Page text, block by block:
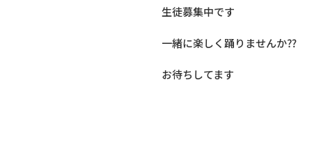
生徒募集中です
一緒に楽しく踊りませんか⁇
お待ちしてます